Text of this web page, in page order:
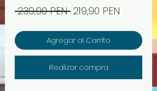
239,90 PEN Precio
219,90 PEN
oferta
Agregar al Carrito
Realizar compra